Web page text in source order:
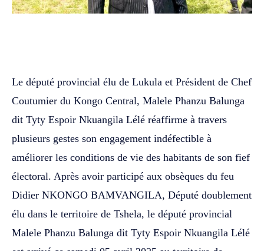
Le député provincial élu de Lukula et Président de Chef
Coutumier du Kongo Central, Malele Phanzu Balunga
dit Tyty Espoir Nkuangila Lélé réaffirme à travers
plusieurs gestes son engagement indéfectible à
améliorer les conditions de vie des habitants de son fief
électoral. Après avoir participé aux obsèques du feu
Didier NKONGO BAMVANGILA, Député doublement
élu dans le territoire de Tshela, le député provincial
Malele Phanzu Balunga dit Tyty Espoir Nkuangila Lélé